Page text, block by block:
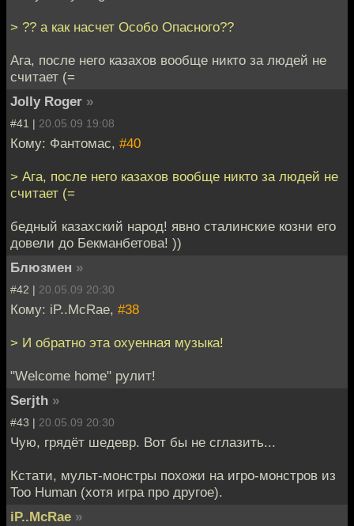
> ?? а как насчет Особо Опасного??
Ага, после него казахов вообще никто за людей не
считает (=
Jolly Roger »
#41 | 20.05.09 19:08
Кому: Фантомас, #40
> Ага, после него казахов вообще никто за людей не
считает (=
бедный казахский народ! явно сталинские козни его
довели до Бекманбетова! ))
Блюзмен »
#42 | 20.05.09 20:30
Кому: iP..McRae, #38
> И обратно эта охуенная музыка!
"Welcome home" рулит!
Serjth »
#43 | 20.05.09 20:30
Чую, грядёт шедевр. Вот бы не сглазить...
Кстати, мульт-монстры похожи на игро-монстров из
Too Human (хотя игра про другое).
iP..McRae »